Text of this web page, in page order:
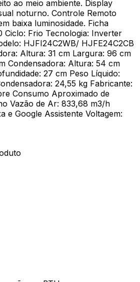
ao meio ambiente. Display
noturno. Controle Remoto
baixa luminosidade. Ficha
Ciclo: Frio Tecnologia: Inverter
HJFI24C2WB/ HJFE24C2CB
Altura: 31 cm Largura: 96 cm
Condensadora: Altura: 54 cm
27 cm Peso Líquido:
24,55 kg Fabricante:
Consumo Aproximado de
Vazão de Ar: 833,68 m3/h
e Google Assistente Voltagem: